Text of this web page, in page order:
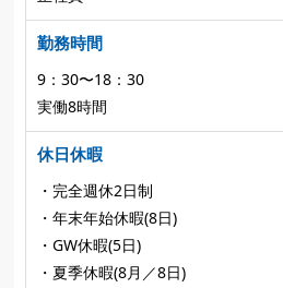
勤務時間
9：30〜18：30
実働8時間
休日休暇
・完全週休2日制
・年末年始休暇(8日)
・GW休暇(5日)
・夏季休暇(8月／8日)